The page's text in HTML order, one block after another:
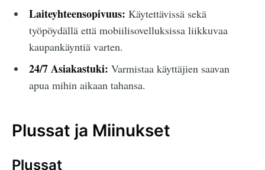
Laiteyhteensopivuus: Käytettävissä sekä
työpöydällä että mobiilisovelluksissa liikkuvaa
kaupankäyntiä varten.
24/7 Asiakastuki: Varmistaa käyttäjien saavan
apua mihin aikaan tahansa.
Plussat ja Miinukset
Plussat